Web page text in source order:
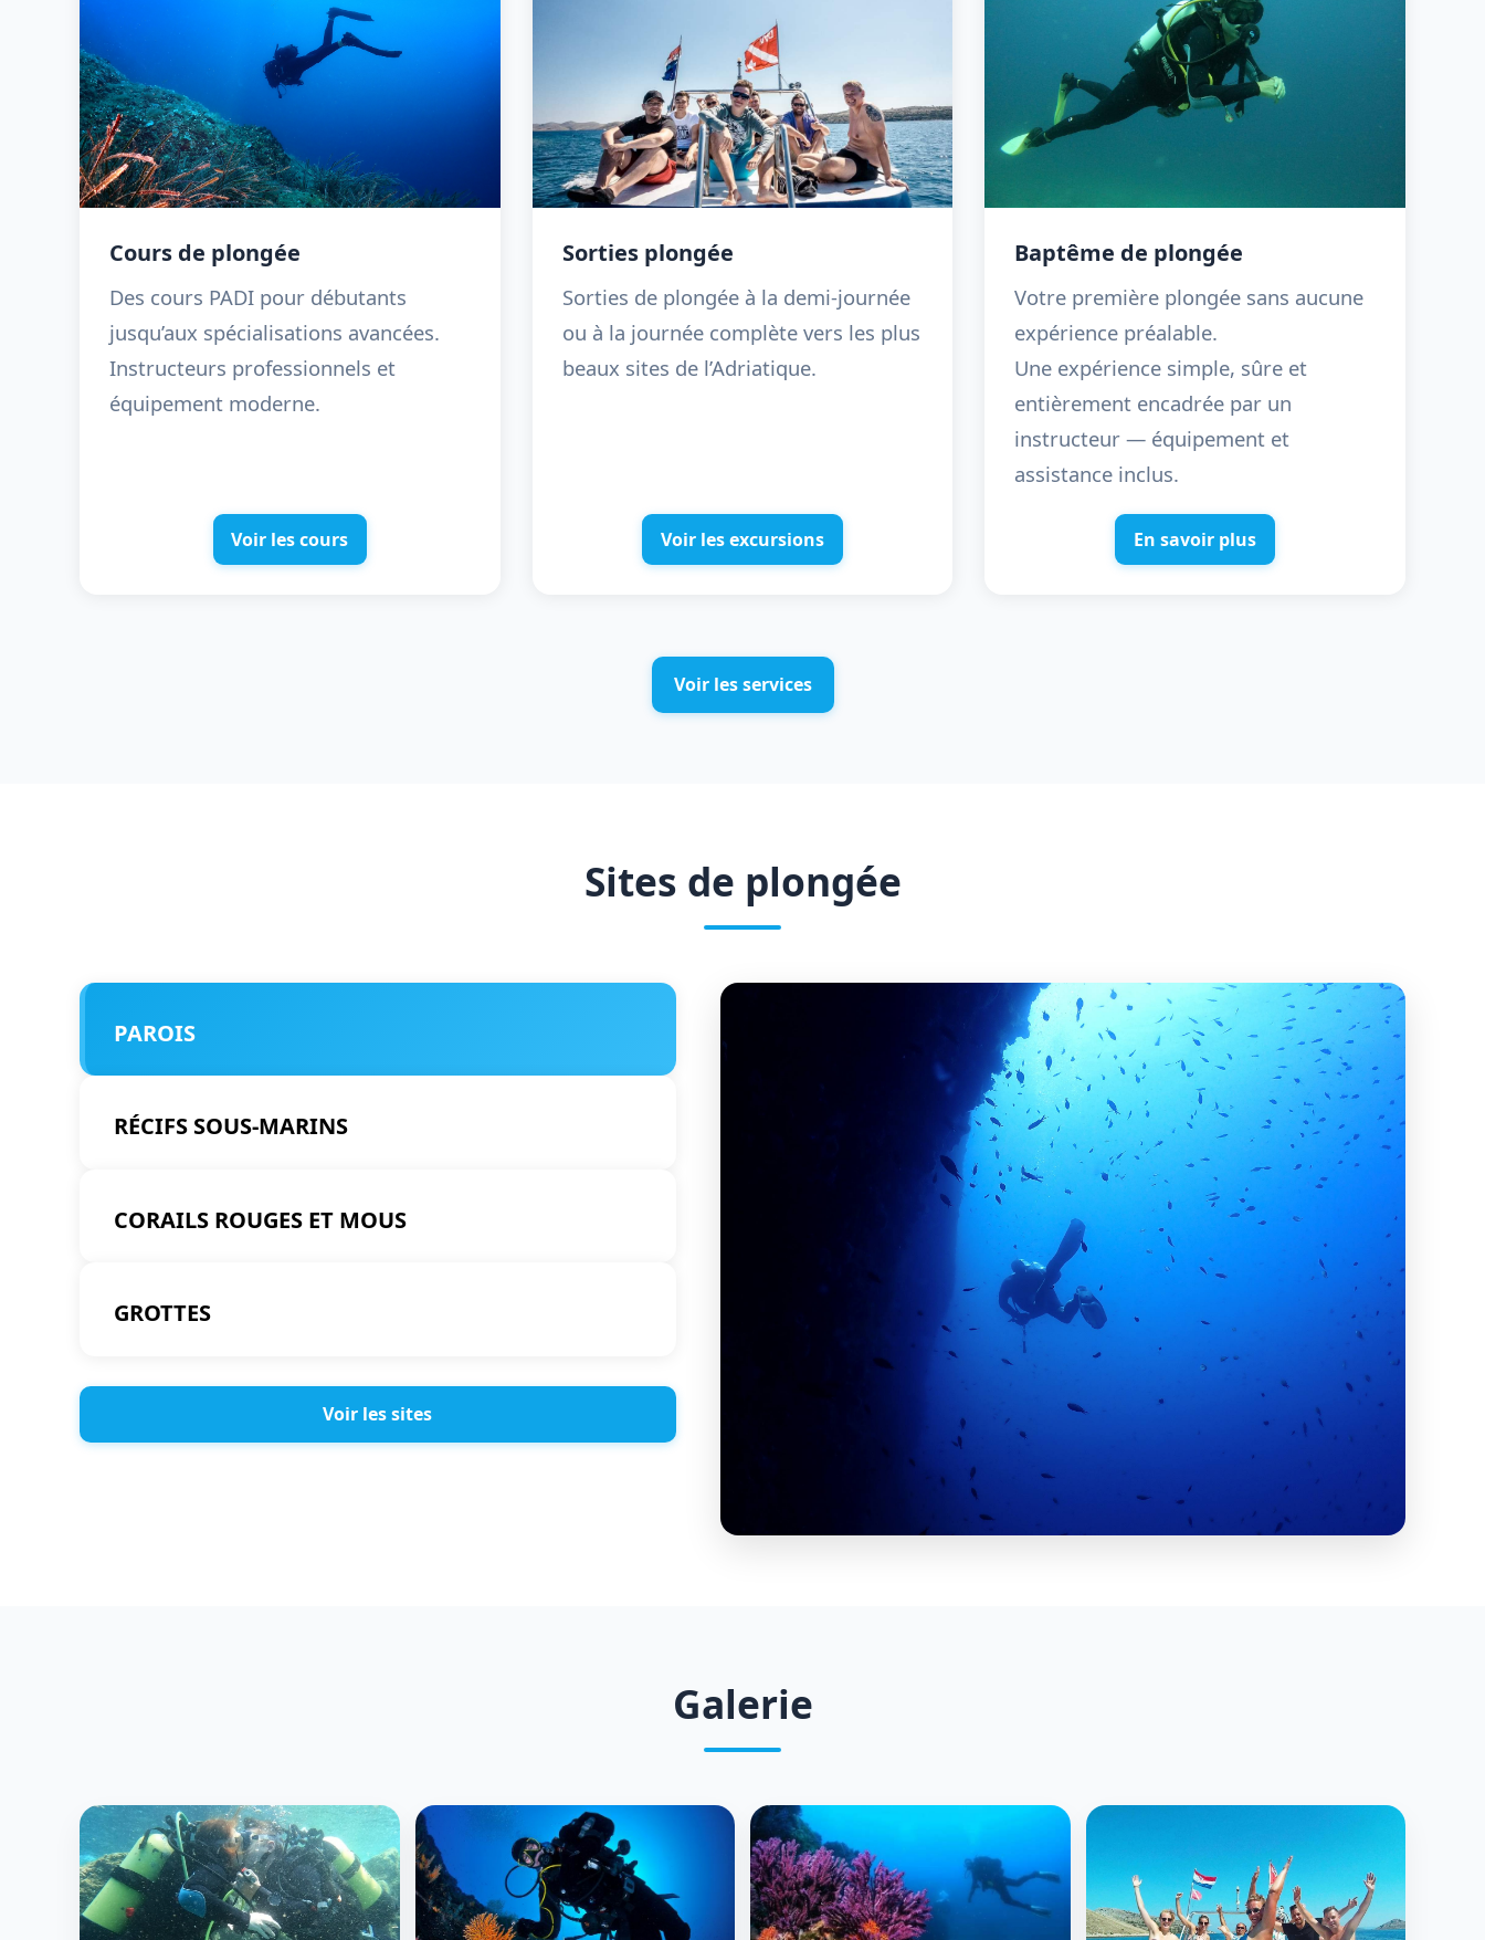
Cours de plongée
Des cours PADI pour débutants
jusqu’aux spécialisations avancées.
Instructeurs professionnels et
équipement moderne.
Voir les cours
Sorties plongée
Sorties de plongée à la demi-journée
ou à la journée complète vers les plus
beaux sites de l’Adriatique.
Voir les excursions
Baptême de plongée
Votre première plongée sans aucune
expérience préalable.
Une expérience simple, sûre et
entièrement encadrée par un
instructeur — équipement et
assistance inclus.
En savoir plus
Voir les services
Sites de plongée
PAROIS
RÉCIFS SOUS-MARINS
CORAILS ROUGES ET MOUS
GROTTES
Voir les sites
Galerie